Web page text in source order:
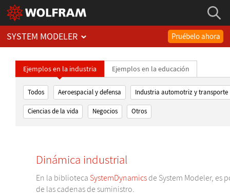
SYSTEM MODELER Pruébelo ahora
Ejemplos en la industria Ejemplos en la educación
Todos Aeroespacial y defensa Industria automotriz y transporte
Ciencias de la vida Negocios Otros
Dinámica industrial
En la biblioteca SystemDynamicsde System Modeler, es
de las cadenas de suministro.